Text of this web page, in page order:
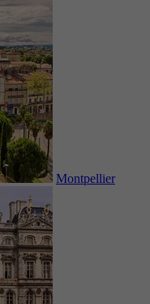
Montpellier